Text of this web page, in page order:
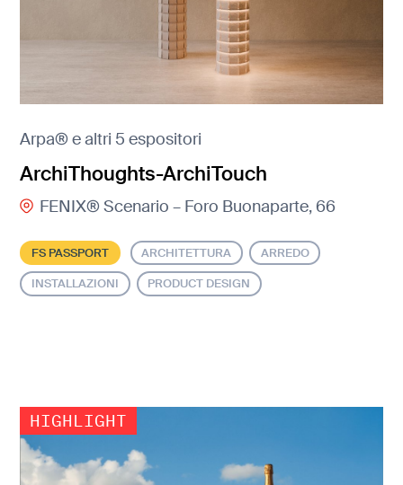
Arpa® e altri 5 espositori
ArchiThoughts-ArchiTouch
FENIX® Scenario – Foro Buonaparte, 66
FS PASSPORT ARCHITETTURA ARREDO
INSTALLAZIONI PRODUCT DESIGN